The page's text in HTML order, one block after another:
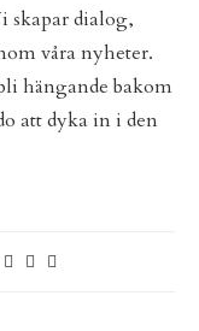
skapar dialog,
våra nyheter.
hängande bakom
att dyka in i den